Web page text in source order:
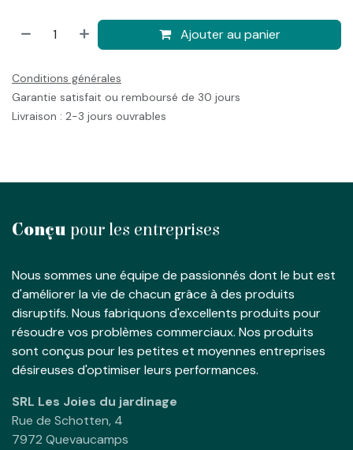
Ajouter au panier
Conditions générales
Garantie satisfait ou remboursé de 30 jours
Livraison : 2-3 jours ouvrables
Conçu pour les entreprises
Nous sommes une équipe de passionnés dont le but est
d'améliorer la vie de chacun grâce à des produits
disruptifs. Nous fabriquons d'excellents produits pour
résoudre vos problèmes commerciaux. Nos produits
sont conçus pour les petites et moyennes entreprises
désireuses d'optimiser leurs performances.
SRL Les Joies du jardinage
Rue de Schotten, 4
7972 Quevaucamps